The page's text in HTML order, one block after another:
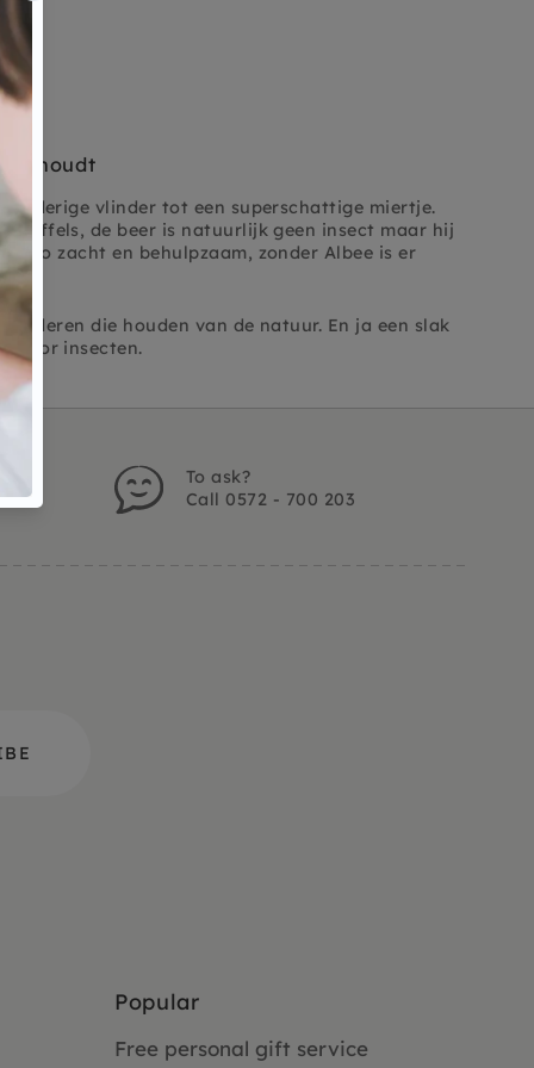
houdt
vlinder tot een superschattige miertje.
de beer is natuurlijk geen insect maar hij
zo zacht en behulpzaam, zonder Albee is er
die houden van de natuur. En ja een slak
door insecten.
To ask?
Call 0572 - 700 203
Popular
Free personal gift service